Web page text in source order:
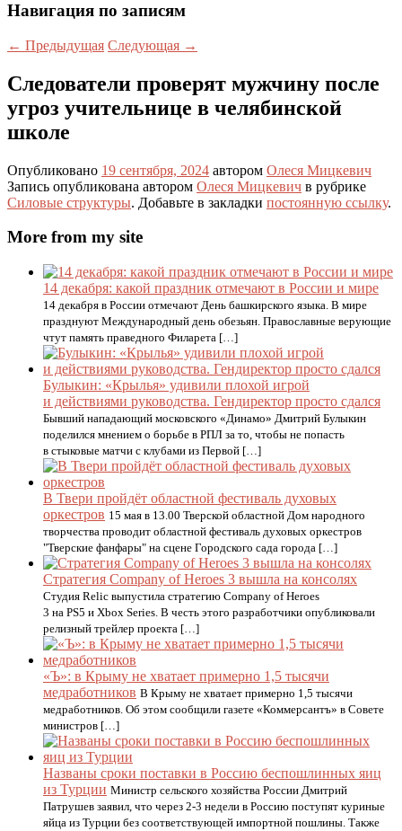
Навигация по записям
← Предыдущая Следующая →
Следователи проверят мужчину после
угроз учительнице в челябинской
школе
Опубликовано 19 сентября, 2024 автором Олеся Мицкевич
Запись опубликована автором Олеся Мицкевич в рубрике
Силовые структуры. Добавьте в закладки постоянную ссылку.
More from my site
14 декабря: какой праздник отмечают в России и мире
14 декабря в России отмечают День башкирского языка. В мире
празднуют Международный день обезьян. Православные верующие
чтут память праведного Филарета […]
Булыкин: «Крылья» удивили плохой игрой
и действиями руководства. Гендиректор просто сдался
Бывший нападающий московского «Динамо» Дмитрий Булыкин
поделился мнением о борьбе в РПЛ за то, чтобы не попасть
в стыковые матчи с клубами из Первой […]
В Твери пройдёт областной фестиваль духовых
оркестров 15 мая в 13.00 Тверской областной Дом народного
творчества проводит областной фестиваль духовых оркестров
"Тверские фанфары" на сцене Городского сада города […]
Стратегия Company of Heroes 3 вышла на консолях
Студия Relic выпустила стратегию Company of Heroes
3 на PS5 и Xbox Series. В честь этого разработчики опубликовали
релизный трейлер проекта […]
«Ъ»: в Крыму не хватает примерно 1,5 тысячи
медработников В Крыму не хватает примерно 1,5 тысячи
медработников. Об этом сообщили газете «Коммерсантъ» в Совете
министров […]
Названы сроки поставки в Россию беспошлинных яиц
из Турции Министр сельского хозяйства России Дмитрий
Патрушев заявил, что через 2-3 недели в Россию поступят куриные
яйца из Турции без соответствующей импортной пошлины. Также